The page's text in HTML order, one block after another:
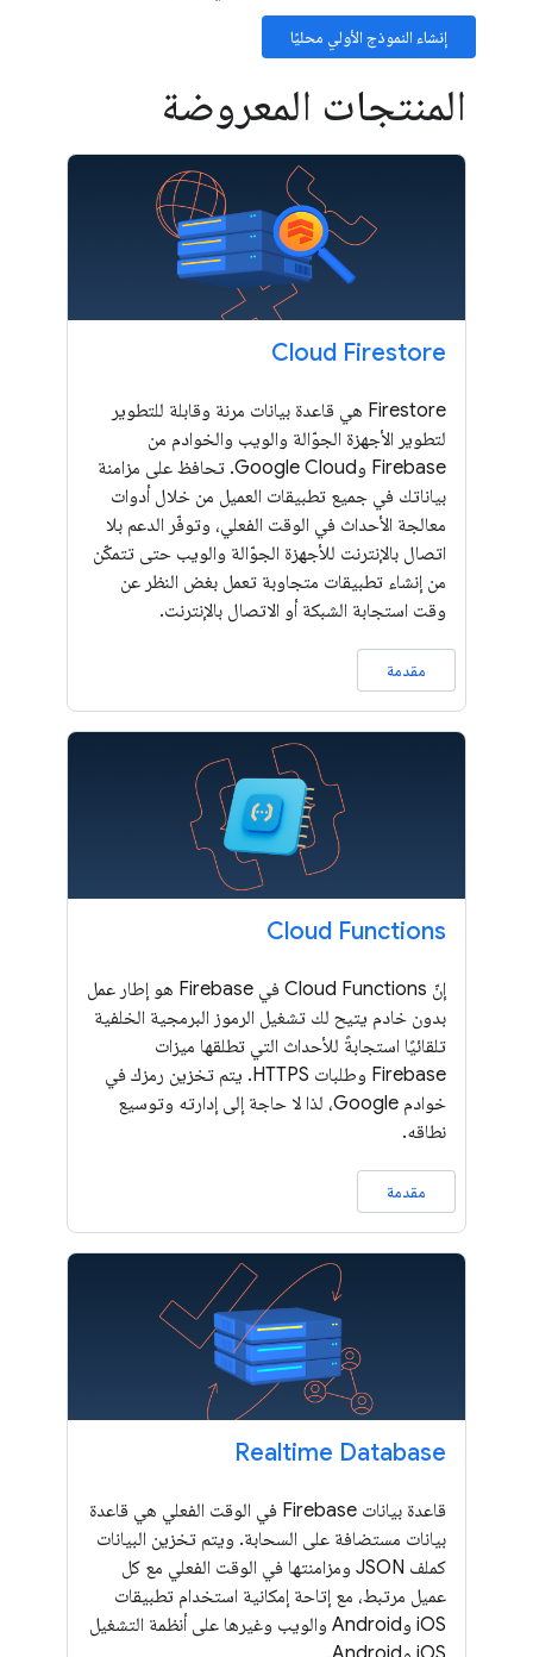
إنشاء النموذج الأولي محليًا
المنتجات المعروضة
Cloud Firestore
Firestore هي قاعدة بيانات مرنة وقابلة للتطوير
لتطوير الأجهزة الجوّالة والويب والخوادم من
Firebase وGoogle Cloud. تحافظ على مزامنة
بياناتك في جميع تطبيقات العميل من خلال أدوات
معالجة الأحداث في الوقت الفعلي، وتوفّر الدعم بلا
اتصال بالإنترنت للأجهزة الجوّالة والويب حتى تتمكّن
من إنشاء تطبيقات متجاوبة تعمل بغض النظر عن
وقت استجابة الشبكة أو الاتصال بالإنترنت.
مقدمة
Cloud Functions
إنّ Cloud Functions في Firebase هو إطار عمل
بدون خادم يتيح لك تشغيل الرموز البرمجية الخلفية
تلقائيًا استجابةً للأحداث التي تطلقها ميزات
Firebase وطلبات HTTPS. يتم تخزين رمزك في
خوادم Google، لذا لا حاجة إلى إدارته وتوسيع
نطاقه.
مقدمة
Realtime Database
قاعدة بيانات Firebase في الوقت الفعلي هي قاعدة
بيانات مستضافة على السحابة. ويتم تخزين البيانات
كملف JSON ومزامنتها في الوقت الفعلي مع كل
عميل مرتبط، مع إتاحة إمكانية استخدام تطبيقات
iOS وAndroid والويب وغيرها على أنظمة التشغيل